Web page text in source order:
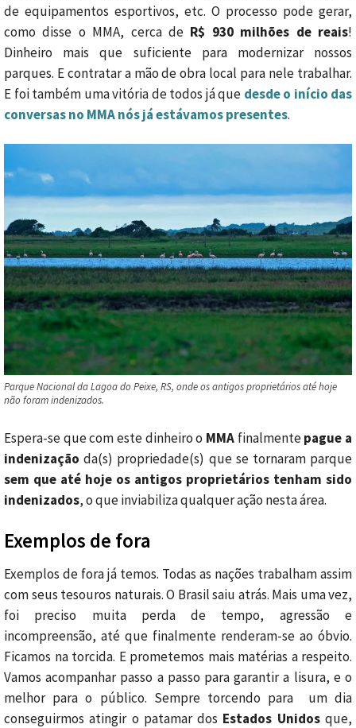
de equipamentos esportivos, etc. O processo pode gerar,
como disse o MMA, cerca de R$ 930 milhões de reais!
Dinheiro mais que suficiente para modernizar nossos
parques. E contratar a mão de obra local para nele trabalhar.
E foi também uma vitória de todos já que desde o início das
conversas no MMA nós já estávamos presentes.
Parque Nacional da Lagoa do Peixe, RS, onde os antigos proprietários até hoje
não foram indenizados.
Espera-se que com este dinheiro o MMA finalmentepague a
indenização da(s) propriedade(s) que se tornaram parque
sem que até hoje os antigos proprietários tenham sido
indenizados, o que inviabiliza qualquer ação nesta área.
Exemplos de fora
Exemplos de fora já temos. Todas as nações trabalham assim
com seus tesouros naturais. O Brasil saiu atrás. Mais uma vez,
foi preciso muita perda de tempo, agressão e
incompreensão, até que finalmente renderam-se ao óbvio.
Ficamos na torcida. E prometemos mais matérias a respeito.
Vamos acompanhar passo a passo para garantir a lisura, e o
melhor para o público. Sempre torcendo para um dia
conseguirmos atingir o patamar dos Estados Unidosque,